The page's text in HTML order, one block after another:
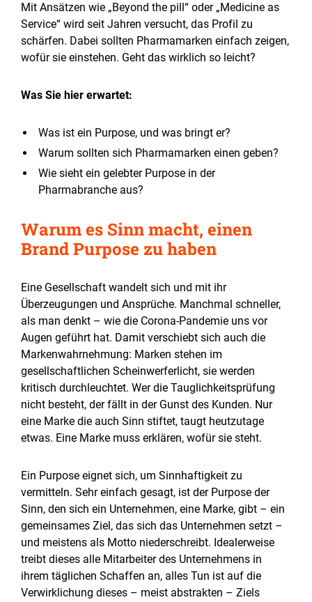
Mit Ansätzen wie „Beyond the pill“ oder „Medicine as
Service“ wird seit Jahren versucht, das Profil zu
schärfen. Dabei sollten Pharmamarken einfach zeigen,
wofür sie einstehen. Geht das wirklich so leicht?
Was Sie hier erwartet:
Was ist ein Purpose, und was bringt er?
Warum sollten sich Pharmamarken einen geben?
Wie sieht ein gelebter Purpose in der
Pharmabranche aus?
Warum es Sinn macht, einen
Brand Purpose zu haben
Eine Gesellschaft wandelt sich und mit ihr
Überzeugungen und Ansprüche. Manchmal schneller,
als man denkt – wie die Corona-Pandemie uns vor
Augen geführt hat. Damit verschiebt sich auch die
Markenwahrnehmung: Marken stehen im
gesellschaftlichen Scheinwerferlicht, sie werden
kritisch durchleuchtet. Wer die Tauglichkeitsprüfung
nicht besteht, der fällt in der Gunst des Kunden. Nur
eine Marke die auch Sinn stiftet, taugt heutzutage
etwas. Eine Marke muss erklären, wofür sie steht.
Ein Purpose eignet sich, um Sinnhaftigkeit zu
vermitteln. Sehr einfach gesagt, ist der Purpose der
Sinn, den sich ein Unternehmen, eine Marke, gibt – ein
gemeinsames Ziel, das sich das Unternehmen setzt –
und meistens als Motto niederschreibt. Idealerweise
treibt dieses alle Mitarbeiter des Unternehmens in
ihrem täglichen Schaffen an, alles Tun ist auf die
Verwirklichung dieses – meist abstrakten – Ziels